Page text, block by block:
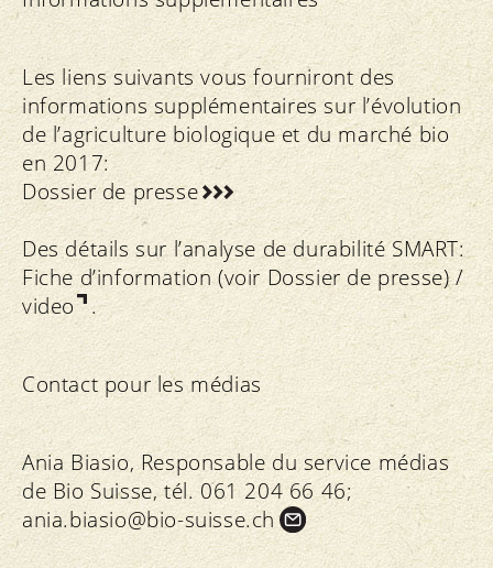
Les liens suivants vous fourniront des
informations supplémentaires sur l’évolution
de l’agriculture biologique et du marché bio
en 2017:
Dossier de presse
Des détails sur l’analyse de durabilité SMART:
Fiche d’information (voir Dossier de presse) /
video
.
Contact pour les médias
Ania Biasio, Responsable du service médias
de Bio Suisse, tél. 061 204 66 46;
ania.biasio@bio-suisse.ch